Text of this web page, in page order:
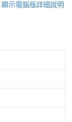
顯示電腦版詳細說明